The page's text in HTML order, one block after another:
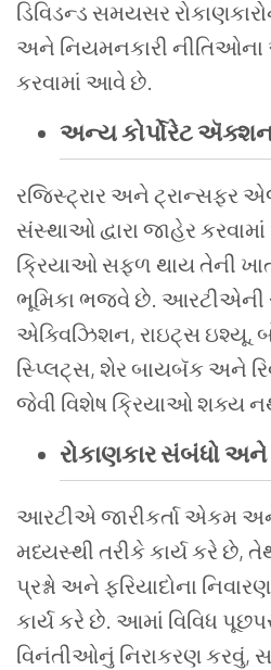
ડિવિડન્ડ સમયસર
અને નિયમનકારી
કરવામાં આવે છે.
અન્ય કોર્પોરેટ
રજિસ્ટ્રાર અને ટ્રાન્સફર
સંસ્થાઓ દ્વારા જાહેર કરવામાં
ક્રિયાઓ સફળ થાય તેની
ભૂમિકા ભજવે છે. આરટીએની
એક્વિઝિશન, રાઇટ્સ ઇશ્યૂ,
સ્પ્લિટ્સ, શેર બાયબૅક અને
જેવી વિશેષ ક્રિયાઓ શક્ય
રોકાણકાર સંબંધો અને
આરટીએ જારીકર્તા એકમ અને
મધ્યસ્થી તરીકે કાર્ય કરે છે,
પ્રશ્નો અને ફરિયાદોના
કાર્ય કરે છે. આમાં વિવિધ
વિનંતીઓનું નિરાકરણ કરવું,